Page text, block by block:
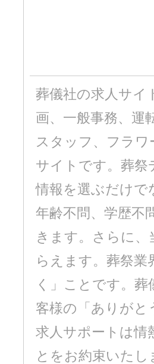
葬儀社の求人サイ
画、一般事務、運
スタッフ、フラ
サイトです。葬祭
情報を選ぶだけで
年齢不問、学歴不
きます。さらに
らえます。葬祭
く」ことです。
客様の「ありが
求人サポートは情
とをお約束いたし